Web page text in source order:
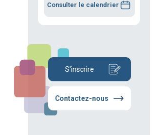
Consulter le calendrier
S'inscrire
Contactez-nous